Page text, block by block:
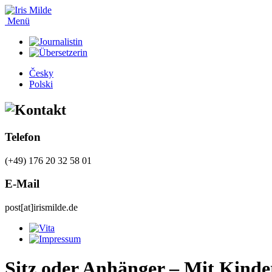
Menü
Česky
Polski
Telefon
(+49) 176 20 32 58 01
E-Mail
post[at]irismilde.de